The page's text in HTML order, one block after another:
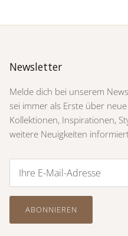
Newsletter
Melde dich bei unserem
sei immer als Erste über
Kollektionen, Inspirationen,
weitere Neuigkeiten
ABONNIEREN